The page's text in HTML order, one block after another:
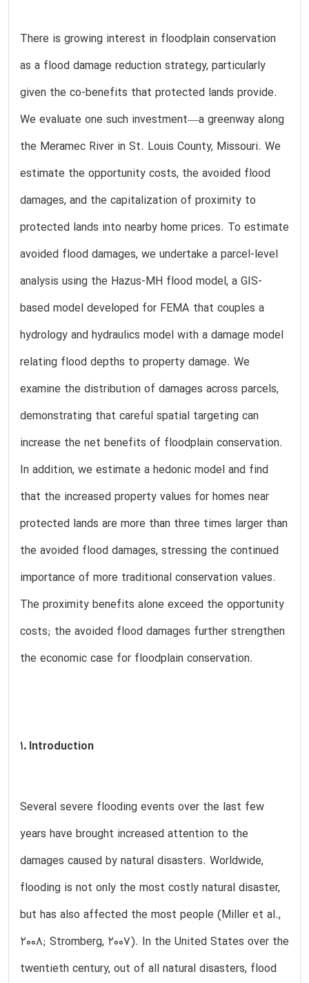
There is growing interest in floodplain conservation
as a flood damage reduction strategy, particularly
given the co-benefits that protected lands provide.
We evaluate one such investment—a greenway along
the Meramec River in St. Louis County, Missouri. We
estimate the opportunity costs, the avoided flood
damages, and the capitalization of proximity to
protected lands into nearby home prices. To estimate
avoided flood damages, we undertake a parcel-level
analysis using the Hazus-MH flood model, a GIS-
based model developed for FEMA that couples a
hydrology and hydraulics model with a damage model
relating flood depths to property damage. We
examine the distribution of damages across parcels,
demonstrating that careful spatial targeting can
increase the net benefits of floodplain conservation.
In addition, we estimate a hedonic model and find
that the increased property values for homes near
protected lands are more than three times larger than
the avoided flood damages, stressing the continued
importance of more traditional conservation values.
The proximity benefits alone exceed the opportunity
costs; the avoided flood damages further strengthen
the economic case for floodplain conservation.
1. Introduction
Several severe flooding events over the last few
years have brought increased attention to the
damages caused by natural disasters. Worldwide,
flooding is not only the most costly natural disaster,
but has also affected the most people (Miller et al.,
2008; Stromberg, 2007). In the United States over the
twentieth century, out of all natural disasters, flood